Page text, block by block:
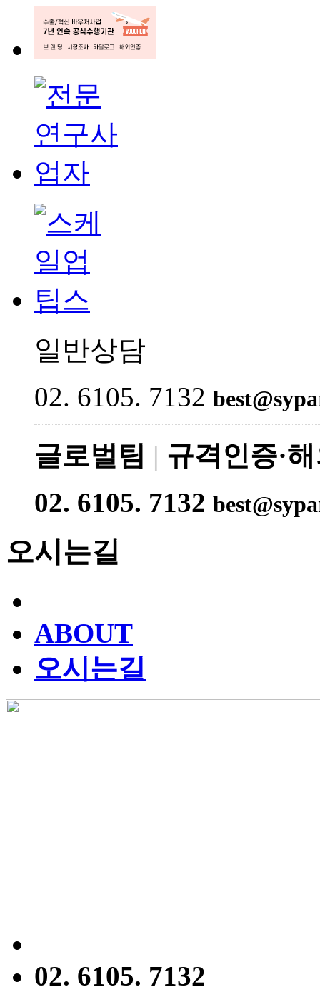
일반상담
02. 6105. 7132
글로벌팀 | 규격인증·
02. 6105. 7132
오시는길
ABOUT
오시는길
02. 6105. 7132